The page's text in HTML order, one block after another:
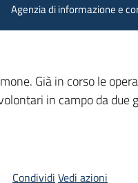
Agenzia di informazione e
Già in corso le
in campo da due
Condividi Vedi azioni